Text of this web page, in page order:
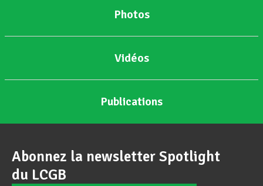
Photos
Vidéos
Publications
Abonnez la newsletter Spotlight
du LCGB